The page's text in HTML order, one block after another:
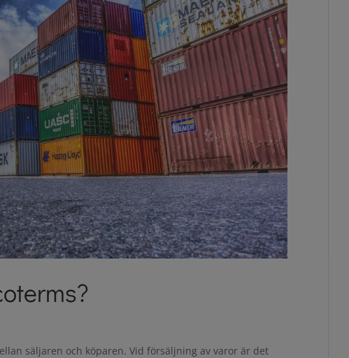
säljaren och köparen. Vid försäljning av varor är det